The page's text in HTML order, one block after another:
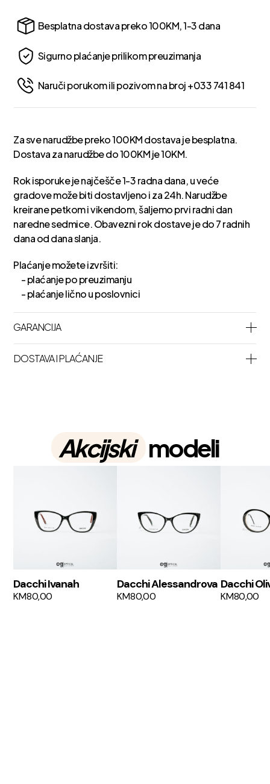
Besplatna dostava preko 100KM, 1-3 dana
Sigurno plaćanje prilikom preuzimanja
Naruči porukom ili pozivom na broj +033 741 841
Za sve narudžbe preko 100KM dostava je besplatna.
Dostava za narudžbe do 100KM je 10KM.
Rok isporuke je najčešče 1-3 radna dana, u veće
gradove može biti dostavljeno i za 24h. Narudžbe
kreirane petkom i vikendom, šaljemo prvi radni dan
naredne sedmice. Obavezni rok dostave je do 7 radnih
dana od dana slanja.
Plaćanje možete izvršiti:
- plaćanje po preuzimanju
- plaćanje lično u poslovnici
GARANCIJA
DOSTAVA I PLAĆANJE
Akcijski modeli
Dacchi Ivanah
KM80,00
Dacchi Alessandrova
KM80,00
Dacchi
KM80,00